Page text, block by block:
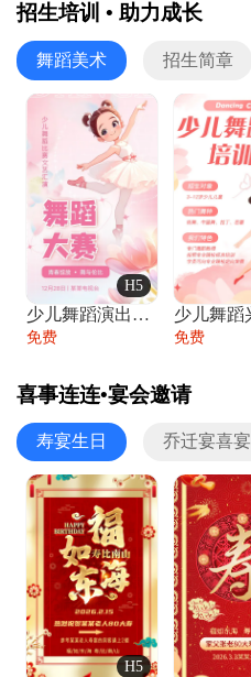
招生培训 • 助力成长
舞蹈美术 招生简章
H5
少儿舞蹈演出舞蹈比赛跳舞大赛文艺汇演活动
免费 免费
喜事连连•宴会邀请
寿宴生日 乔迁宴喜宴
H5